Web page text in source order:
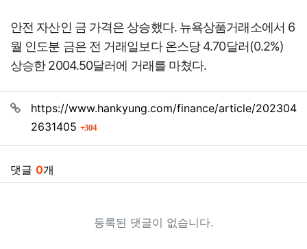
안전 자산인 금 가격은 상승했다. 뉴욕상품거래소에서 6
월 인도분 금은 전 거래일보다 온스당 4.70달러(0.2%)
상승한 2004.50달러에 거래를 마쳤다.
관련자료
https://www.hankyung.com/finance/article/202304
2631405
304회 연결
댓글 0개
등록된 댓글이 없습니다.